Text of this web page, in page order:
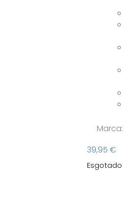
Marca:
39,95 €
Esgotado